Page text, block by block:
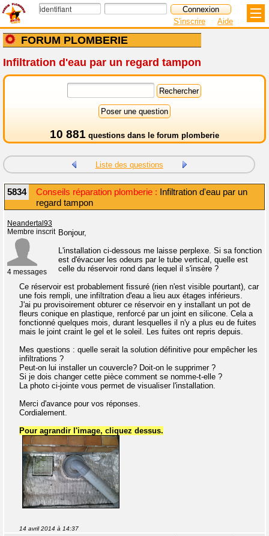
FORUM PLOMBERIE
S'inscrire Aide
Infiltration d'eau par un regard tampon
10 881 questions dans le forum plomberie
Liste des questions
5834 Conseils réparation plomberie : Infiltration d'eau par un
regard tampon
Neandertal93
Membre inscrit
4 messages
Bonjour,
L'installation ci-dessous me laisse perplexe. Si sa fonction
est d'évacuer les odeurs par le tube vertical, quelle est
celle du réservoir rond dans lequel il s'insère ?
Ce réservoir est probablement fissuré (rien n'est visible pourtant), car
une fois rempli, une infiltration d'eau a lieu aux étages inférieurs.
J'ai pu provisoirement obturer ce réservoir en y installant un pot de
fleurs conique en plastique, renforcé par un joint en silicone. Cela a
fonctionné quelques mois, durant lesquelles il n'y a plus eu de fuites
mais le joint craint le gel et le soleil. Les fuites ont repris depuis.
Mes questions : quelle serait la solution définitive pour empêcher les
infiltrations ?
Peut-on lui installer un couvercle? Doit-on le supprimer ?
Si je dois changer cette pièce comment se nomme-t-elle ?
La photo ci-jointe vous permet de visualiser l'installation.
Merci d'avance pour vos réponses.
Cordialement.
Pour agrandir l'image, cliquez dessus.
14 avril 2014 à 14:37